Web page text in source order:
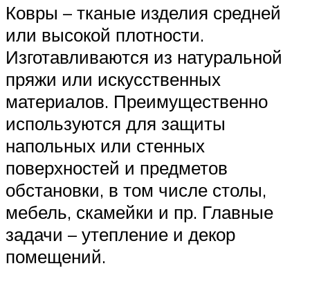
Ковры – тканые изделия средней
или высокой плотности.
Изготавливаются из натуральной
пряжи или искусственных
материалов. Преимущественно
используются для защиты
напольных или стенных
поверхностей и предметов
обстановки, в том числе столы,
мебель, скамейки и пр. Главные
задачи – утепление и декор
помещений.